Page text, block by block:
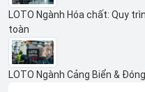
LOTO Ngành Hóa chất: Quy
toàn
LOTO Ngành Cảng Biển &